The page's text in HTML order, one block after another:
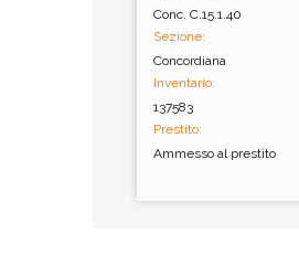
Conc. C.15.1.40
Sezione:
Concordiana
Inventario:
137583
Prestito:
Ammesso al prestito